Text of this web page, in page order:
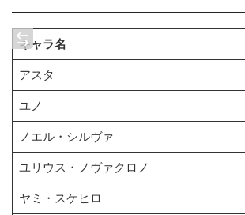
キャラ名
アスタ
ユノ
ノエル・シルヴァ
ユリウス・ノヴァクロノ
ヤミ・スケヒロ